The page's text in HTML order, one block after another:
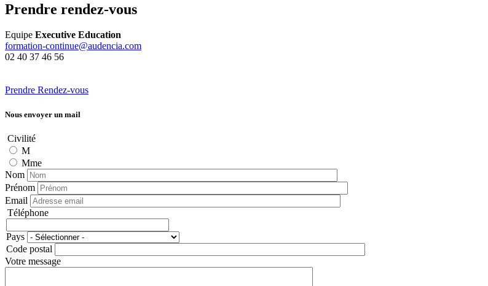
Prendre rendez-vous
Equipe Executive Education
formation-continue@audencia.com
02 40 37 46 56
Prendre Rendez-vous
Nous envoyer un mail
Civilité
M
Mme
Nom
Prénom
Email
Téléphone
Adresse
Pays
Code postal
Votre message